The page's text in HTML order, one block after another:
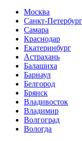
Москва
Санкт-Петербург
Самара
Краснодар
Екатеринбург
Астрахань
Балашиха
Барнаул
Белгород
Брянск
Владивосток
Владимир
Волгоград
Вологда